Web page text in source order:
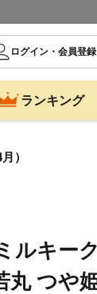
ログイン・会員登録
ランキング
）
ルキー
丸 つや